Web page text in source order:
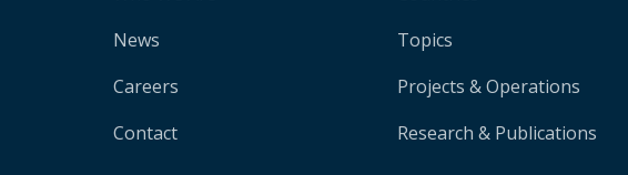
News
Careers
Contact
Topics
Projects & Operations
Research & Publications